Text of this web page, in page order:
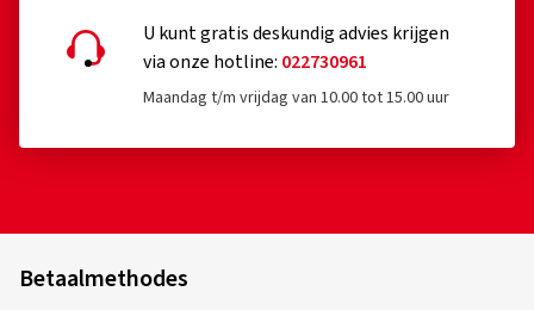
U kunt gratis deskundig advies krijgen
via onze hotline: 022730961
Maandag t/m vrijdag van 10.00 tot 15.00 uur
Betaalmethodes